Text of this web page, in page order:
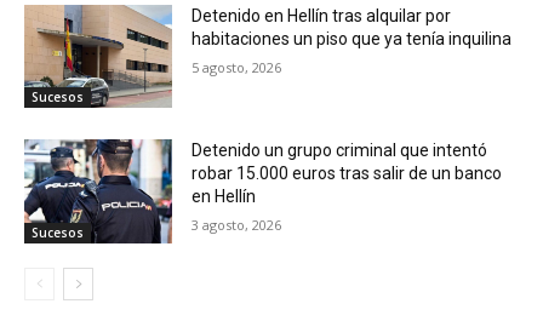
Sucesos
Detenido en Hellín tras alquilar por
habitaciones un piso que ya tenía inquilina
5 agosto, 2026
Sucesos
Detenido un grupo criminal que intentó
robar 15.000 euros tras salir de un banco
en Hellín
3 agosto, 2026